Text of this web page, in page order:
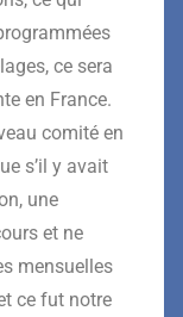
ce sera
en France.
comité en
s’il y avait
une
et ne
mensuelles
ce fut notre